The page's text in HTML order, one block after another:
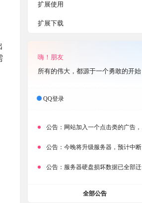
扩展使用
扩展下载
嗨！朋友
所有的伟大，都源于一个勇敢的开始
QQ登录
公告： 网站加入一个点击类的广告，大家点击下载按钮需要注意
公告： 今晚将升级服务器，预计中断时常为1分钟
公告： 服务器硬盘损坏数据已全部迁移备份，网站恢复完成！
全部公告